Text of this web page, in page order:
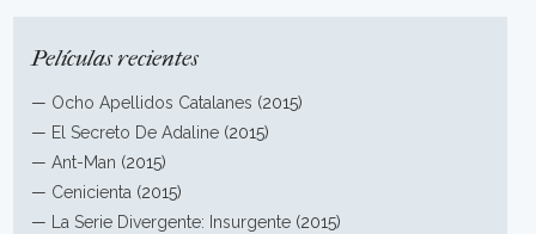
Películas recientes
— Ocho Apellidos Catalanes (2015)
— El Secreto De Adaline (2015)
—Ant-Man (2015)
— Cenicienta (2015)
—
La Serie Divergente: Insurgente (2015)